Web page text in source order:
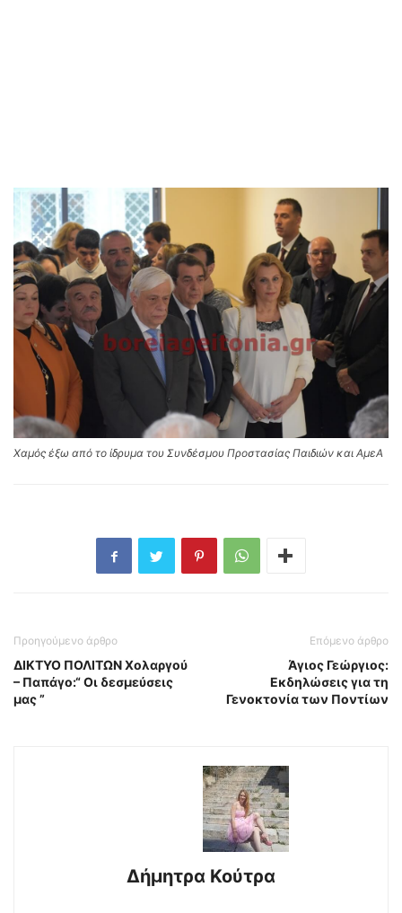
Χαμός έξω από το ίδρυμα του Συνδέσμου Προστασίας Παιδιών και ΑμεΑ
Προηγούμενο άρθρο
ΔΙΚΤΥΟ ΠΟΛΙΤΩΝ Χολαργού
– Παπάγο:“ Οι δεσμεύσεις
μας ”
Επόμενο άρθρο
Άγιος Γεώργιος:
Εκδηλώσεις για τη
Γενοκτονία των Ποντίων
Δήμητρα Κούτρα